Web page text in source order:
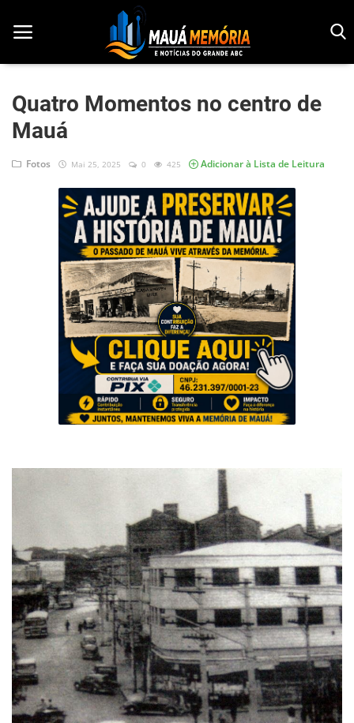
Início
Dorama
Doe
História da Família
Entrar
Registrar
Portuguese
Quatro Momentos no centro de
Mauá
Fotos Mai 25, 2025 0 425 Adicionar à Lista de Leitura